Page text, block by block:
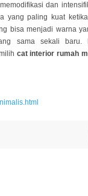
dan
yang paling kuat
bisa menjadi warna
sama sekali baru.
cat interior rumah